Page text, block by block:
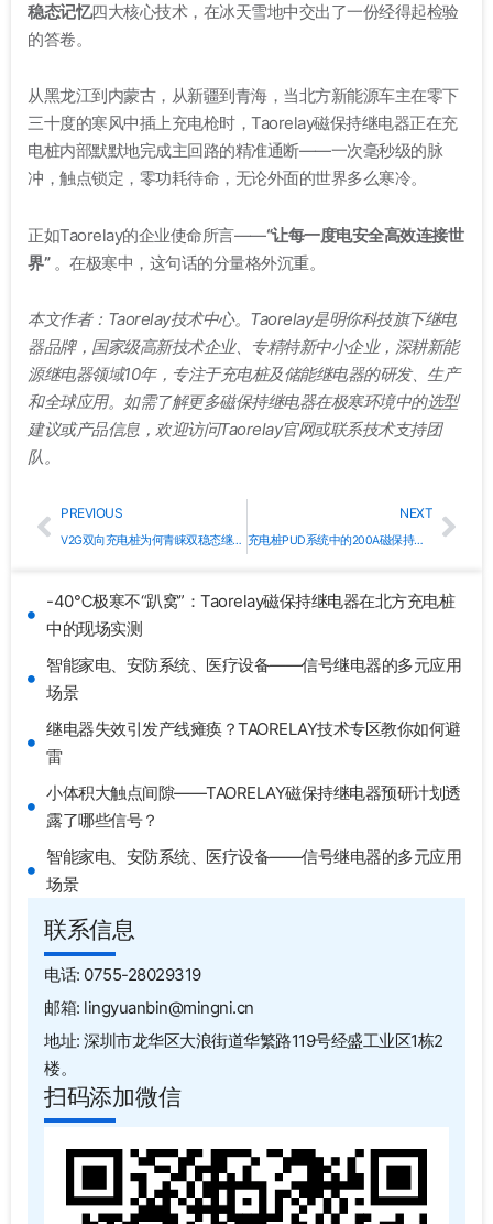
稳态记忆四大核心技术，在冰天雪地中交出了一份经得起检验
的答卷。
从黑龙江到内蒙古，从新疆到青海，当北方新能源车主在零下
三十度的寒风中插上充电枪时，Taorelay磁保持继电器正在充
电桩内部默默地完成主回路的精准通断——一次毫秒级的脉
冲，触点锁定，零功耗待命，无论外面的世界多么寒冷。
正如Taorelay的企业使命所言——“让每一度电安全高效连接世
界” 。在极寒中，这句话的分量格外沉重。
本文作者：Taorelay技术中心。Taorelay是明你科技旗下继电
器品牌，国家级高新技术企业、专精特新中小企业，深耕新能
源继电器领域10年，专注于充电桩及储能继电器的研发、生产
和全球应用。如需了解更多磁保持继电器在极寒环境中的选型
建议或产品信息，欢迎访问Taorelay官网或联系技术支持团
队。
Prev
PREVIOUS
V2G双向充电桩为何青睐双稳态继电器？Taorelay技术方案深度解读
NEXT
充电桩PUD系统中的200A磁保持继电器：为什么大电流场景非它不可？
-40℃极寒不“趴窝”：Taorelay磁保持继电器在北方充电桩
中的现场实测
智能家电、安防系统、医疗设备——信号继电器的多元应用
场景
继电器失效引发产线瘫痪？TAORELAY技术专区教你如何避
雷
小体积大触点间隙——TAORELAY磁保持继电器预研计划透
露了哪些信号？
智能家电、安防系统、医疗设备——信号继电器的多元应用
场景
联系信息
电话: 0755-28029319
邮箱: lingyuanbin@mingni.cn
地址: 深圳市龙华区大浪街道华繁路119号经盛工业区1栋2
楼。
扫码添加微信